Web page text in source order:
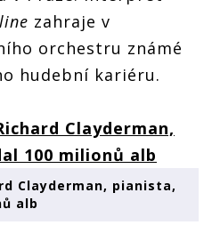
zahraje v
orchestru známé
hudební kariéru.
Clayderman, pianista,
alb